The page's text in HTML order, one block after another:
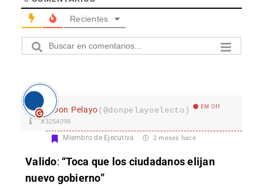
Recientes
Don Pelayo(@donpelayoelecto) EM Off
#3254098
Miembro de Ejecutiva 2 meses hace
Valido: “Toca que los ciudadanos elijan
nuevo gobierno”